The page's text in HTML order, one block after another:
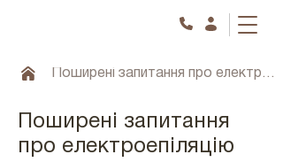
Поширені запитання про електроепіляцію
Поширені запитання
про електроепіляцію